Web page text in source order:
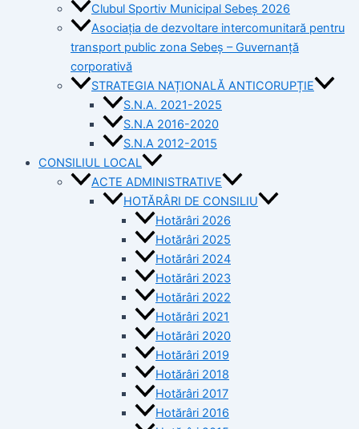
Clubul Sportiv Municipal Sebeș 2026
Asociația de dezvoltare intercomunitară pentru
transport public zona Sebeș – Guvernanță
corporativă
STRATEGIA NAȚIONALĂ ANTICORUPȚIE
S.N.A. 2021-2025
S.N.A 2016-2020
S.N.A 2012-2015
CONSILIUL LOCAL
ACTE ADMINISTRATIVE
HOTĂRÂRI DE CONSILIU
Hotărâri 2026
Hotărâri 2025
Hotărâri 2024
Hotărâri 2023
Hotărâri 2022
Hotărâri 2021
Hotărâri 2020
Hotărâri 2019
Hotărâri 2018
Hotărâri 2017
Hotărâri 2016